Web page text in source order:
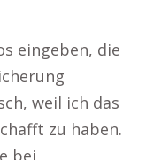
eingeben, die
weil ich das
zu haben.
bei